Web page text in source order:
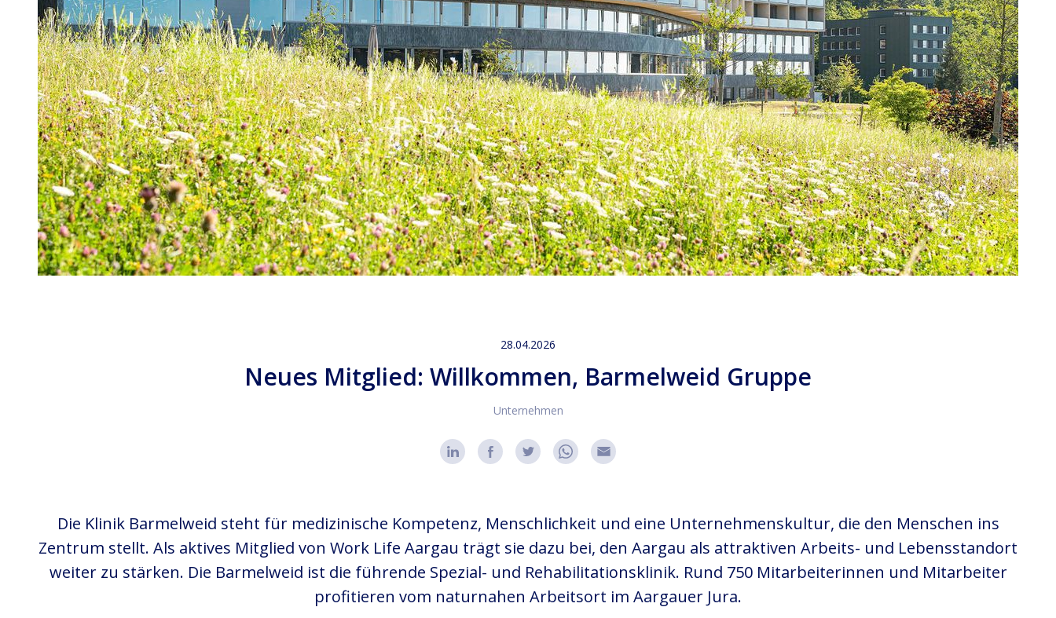
28.04.2026
Neues Mitglied: Willkommen, Barmelweid Gruppe
Unternehmen
Die Klinik Barmelweid steht für medizinische Kompetenz, Menschlichkeit und eine Unternehmenskultur, die den Menschen ins
Zentrum stellt. Als aktives Mitglied von Work Life Aargau trägt sie dazu bei, den Aargau als attraktiven Arbeits- und Lebensstandort
weiter zu stärken. Die Barmelweid ist die führende Spezial- und Rehabilitationsklinik. Rund 750 Mitarbeiterinnen und Mitarbeiter
profitieren vom naturnahen Arbeitsort im Aargauer Jura.